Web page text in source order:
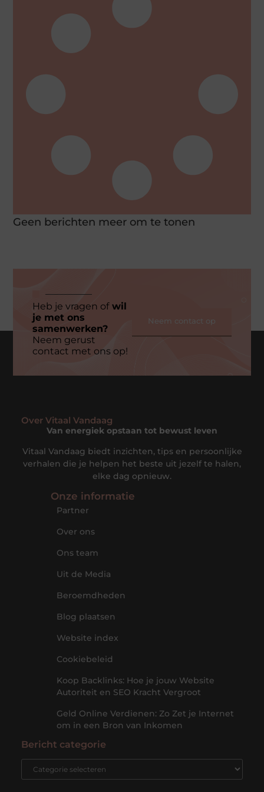
Geen berichten meer om te tonen
Heb je vragen ofwil
je met ons
samenwerken?
Neem gerust
contact met ons op!
Neem contact op
Over Vitaal Vandaag
Van energiek opstaan tot bewust leven
Vitaal Vandaag biedt inzichten, tips en persoonlijke
verhalen die je helpen het beste uit jezelf te halen,
elke dag opnieuw.
Onze informatie
Partner
Over ons
Ons team
Uit de Media
Beroemdheden
Blog plaatsen
Website index
Cookiebeleid
Koop Backlinks: Hoe je jouw Website
Autoriteit en SEO Kracht Vergroot
Geld Online Verdienen: Zo Zet je Internet
om in een Bron van Inkomen
Bericht categorie